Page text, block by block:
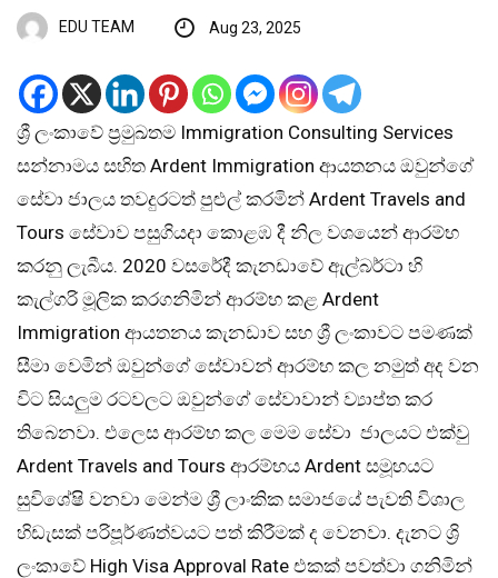
EDU TEAM Aug 23, 2025
ශ්‍රී ලංකාවේ ප්‍රමුඛතම Immigration Consulting Services
සන්නාමය සහිත Ardent Immigration ආයතනය ඔවුන්ගේ
සේවා ජාලය තවදුරටත් පුළුල් කරමින් Ardent Travels and
Tours සේවාව පසුගියදා කොළඹ දී නිල වශයෙන් ආරම්භ
කරනු ලැබීය. 2020 වසරේදී කැනඩාවේ ඇල්බර්ටා හි
කැල්ගරි මූලික කරගනිමින් ආරම්භ කළ Ardent
Immigration ආයතනය කැනඩාව සහ ශ්‍රී ලංකාවට පමණක්
සීමා වෙමින් ඔවුන්ගේ සේවාවන් ආරම්භ කල නමුත් අද වන
විට සියලුම රටවලට ඔවුන්ගේ සේවාවාන් ව්‍යාප්ත කර
තිබෙනවා. එලෙස ආරම්භ කල මෙම සේවා ජාලයට එක්වු
Ardent Travels and Tours ආරම්භය Ardent සමූහයට
සුවිශේෂි වනවා මෙන්ම ශ්‍රී ලාංකික සමාජයේ පැවති විශාල
හිඩැසක් පරිපූර්ණත්වයට පත් කිරීමක් ද වෙනවා. දැනට ශ්‍රි
ලංකාවේ High Visa Approval Rate එකක් පවත්වා ගනිමින්